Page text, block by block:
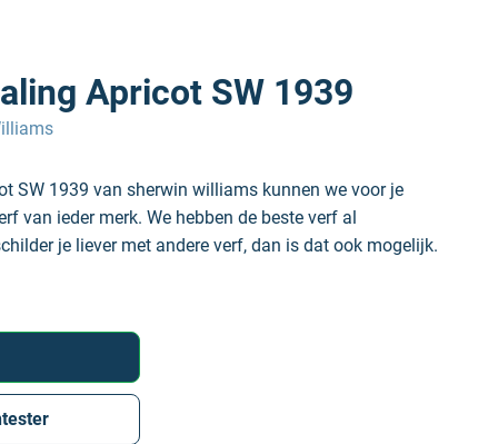
Apricot SW 1939
SW 1939 van sherwin williams kunnen we voor je
van ieder merk. We hebben de beste verf al
je liever met andere verf, dan is dat ook mogelijk.